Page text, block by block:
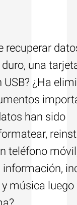
recuperar
una
¿Ha
han sido
teléfono
música luego